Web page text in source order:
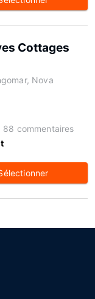
Cottages
Nova
88 commentaires